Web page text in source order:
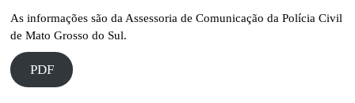
As informações são da Assessoria de Comunicação da Polícia Civil
de Mato Grosso do Sul.
PDF